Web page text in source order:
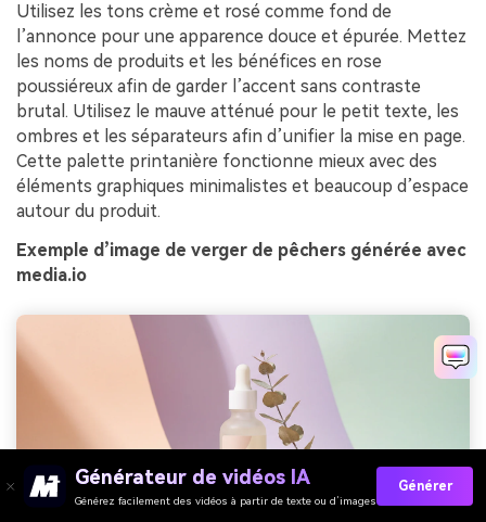
Utilisez les tons crème et rosé comme fond de
l’annonce pour une apparence douce et épurée. Mettez
les noms de produits et les bénéfices en rose
poussiéreux afin de garder l’accent sans contraste
brutal. Utilisez le mauve atténué pour le petit texte, les
ombres et les séparateurs afin d’unifier la mise en page.
Cette palette printanière fonctionne mieux avec des
éléments graphiques minimalistes et beaucoup d’espace
autour du produit.
Exemple d’image de verger de pêchers générée avec
media.io
Générateur de vidéos IA
Générez facilement des vidéos à partir de texte ou d’images
Générer